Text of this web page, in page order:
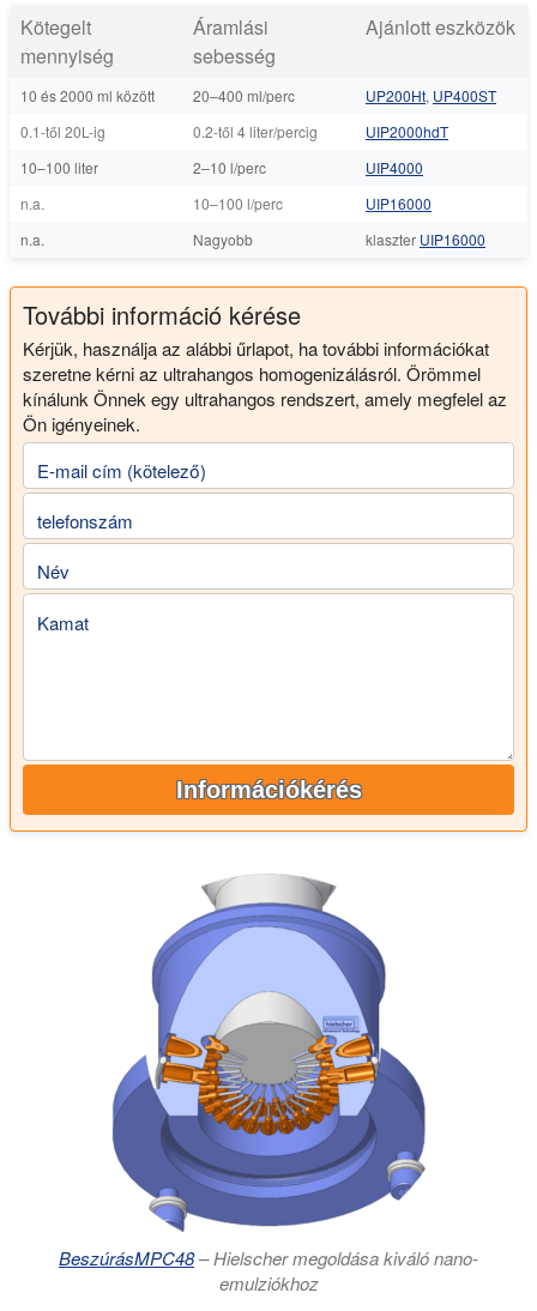
Kötegelt
mennyiség
Áramlási
sebesség
Ajánlott eszközök
10 és 2000 ml között 20–400 ml/perc UP200Ht, UP400ST
0.1-től 20L-ig
0.2-től 4 liter/percig
UIP2000hdT
10–100 liter
2–10 l/perc
UIP4000
n.a.
10–100 l/perc
UIP16000
n.a.
Nagyobb klaszter UIP16000
További információ kérése
Kérjük, használja az alábbi űrlapot, ha további információkat
szeretne kérni az ultrahangos homogenizálásról. Örömmel
kínálunk Önnek egy ultrahangos rendszert, amely megfelel az
Ön igényeinek.
E-mail cím (kötelező)
telefonszám
Név
Kamat
Információkérés
BeszúrásMPC48– Hielscher megoldása kiváló nano-
emulziókhoz